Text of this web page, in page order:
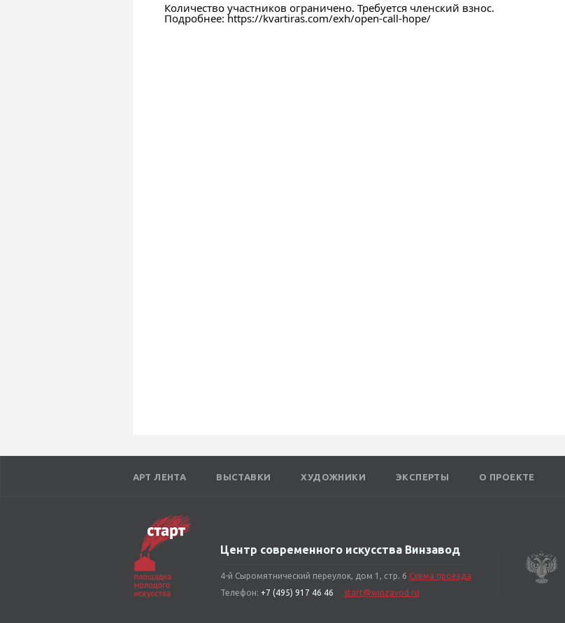
Количество участников ограничено. Требуется членский взнос.
Подробнее: https://kvartiras.com/exh/open-call-hope/
АРТ ЛЕНТА ВЫСТАВКИ ХУДОЖНИКИ ЭКСПЕРТЫ О ПРОЕКТЕ
Центр современного искусства Винзавод
4-й Сыромятнический переулок, дом 1, стр. 6 Схема проезда
Телефон: +7 (495) 917 46 46 start@winzavod.ru